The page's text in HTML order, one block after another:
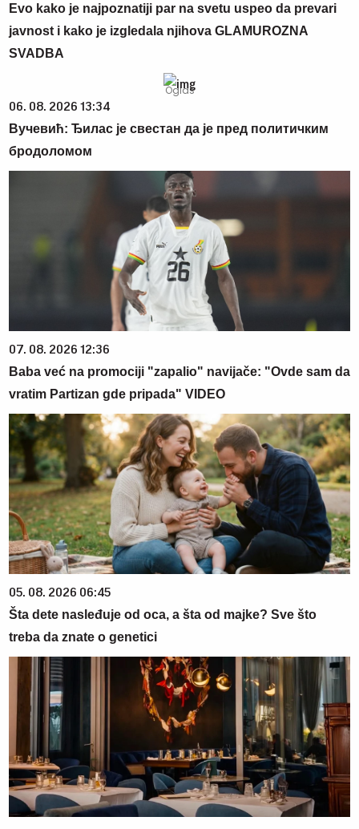
Evo kako je najpoznatiji par na svetu uspeo da prevari
javnost i kako je izgledala njihova GLAMUROZNA
SVADBA
06. 08. 2026 13:34
Вучевић: Ђилас је свестан да је пред политичким
бродоломом
07. 08. 2026 12:36
Baba već na promociji "zapalio" navijače: "Ovde sam da
vratim Partizan gde pripada" VIDEO
05. 08. 2026 06:45
Šta dete nasleđuje od oca, a šta od majke? Sve što
treba da znate o genetici